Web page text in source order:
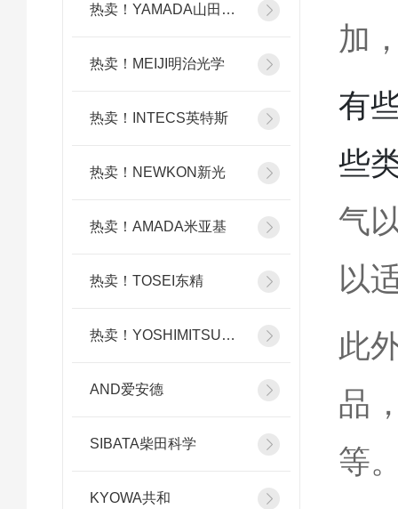
热卖！YAMADA山田光学
热卖！MEIJI明治光学
热卖！INTECS英特斯
热卖！NEWKON新光
热卖！AMADA米亚基
热卖！TOSEI东精
热卖！YOSHIMITSU小平
AND爱安德
SIBATA柴田科学
KYOWA共和
加
有
些
气
以
此
品
等